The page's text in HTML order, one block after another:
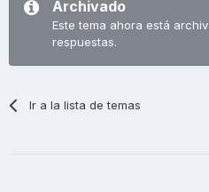
Archivado
Este tema ahora está
respuestas.
Ir a la lista de temas